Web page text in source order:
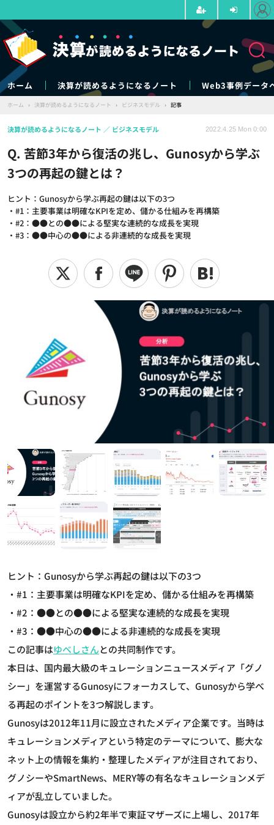
ホーム 決算が読めるようになるノート Web3事例データ
ホーム › 決算が読めるようになるノート › ビジネスモデル › 記事
Q. 苦節3年から復活の兆し、Gunosyから学ぶ
3つの再起の鍵とは？
ヒント：Gunosyから学ぶ再起の鍵は以下の3つ
・#1：主要事業は明確なKPIを定め、儲かる仕組みを再構築
・#2：●●との●●による堅実な連続的な成長を実現
・#3：●●中心の●●による非連続的な成長を実現
決算が読めるようになるノート ビジネスモデル 2022.4.25 Mon 0:00
ヒント：Gunosyから学ぶ再起の鍵は以下の3つ
・#1：主要事業は明確なKPIを定め、儲かる仕組みを再構築
・#2：●●との●●による堅実な連続的な成長を実現
・#3：●●中心の●●による非連続的な成長を実現
この記事はゆべしさんとの共同制作です。
本日は、国内最大級のキュレーションニュースメディア「グノ
シー」を運営するGunosyにフォーカスして、Gunosyから学べ
る再起のポイントを3つ解説します。
Gunosyは2012年11月に設立されたメディア企業です。当時は
キュレーションメディアという特定のテーマについて、膨大な
ネット上の情報を集約・整理したメディアが注目されており、
グノシーやSmartNews、MERY等の有名なキュレーションメデ
ィアが乱立していました。
Gunosyは設立から約2年半で東証マザーズに上場し、2017年